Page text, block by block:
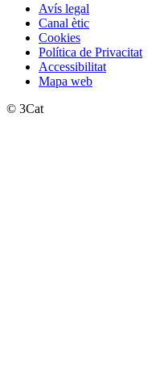
Avís legal
Canal ètic
Cookies
Política de Privacitat
Accessibilitat
Mapa web
© 3Cat